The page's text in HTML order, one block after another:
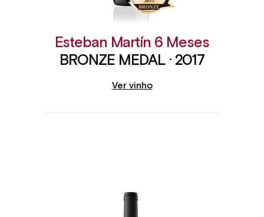
Esteban Martín 6 Meses
BRONZE MEDAL · 2017
Ver vinho